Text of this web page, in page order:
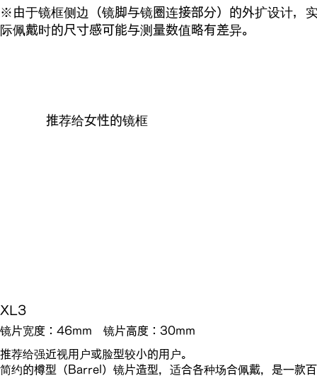
推荐给女性的镜框
XL3
镜片宽度：46mm 镜片高度：30mm
推荐给强近视用户或脸型较小的用户。
简约的樽型（Barrel）镜片造型，适合各种场合佩戴，是一款百
※由于镜框侧边（镜脚与镜圈连接部分）的外扩设计，
际佩戴时的尺寸感可能与测量数值略有差异。